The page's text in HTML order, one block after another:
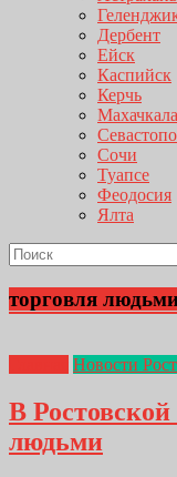
Дербент
Ейск
Каспийск
Керчь
Махачкала
Сочи
Туапсе
Феодосия
Ялта
торговля
Новости
В Ростовской
людьми